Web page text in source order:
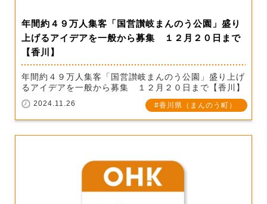
年間約４９万人集客「国営讃岐まんのう公園」盛り
上げるアイデアを一般から募集 １２月２０日まで
【香川】
年間約４９万人集客「国営讃岐まんのう公園」盛り上げ
るアイデアを一般から募集 １２月２０日まで【香川】
2024.11.26 香川県（まんのう町）